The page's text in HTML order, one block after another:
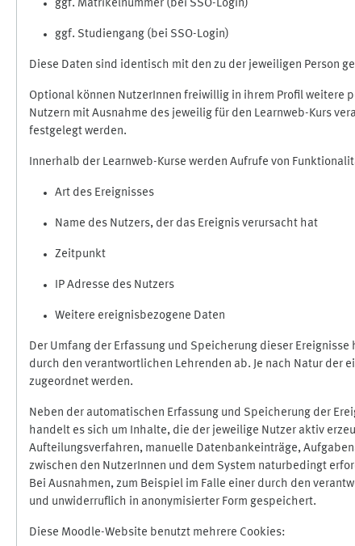
ggf. Matrikelnummer (bei SSO-Login)
ggf. Studiengang (bei SSO-Login)
Diese Daten sind identisch mit den zu der jeweiligen Person
Optional können NutzerInnen freiwillig in ihrem Profil weitere
Nutzern mit Ausnahme des jeweilig für den Learnweb-Kurs
festgelegt werden.
Innerhalb der Learnweb-Kurse werden Aufrufe von
Art des Ereignisses
Name des Nutzers, der das Ereignis verursacht hat
Zeitpunkt
IP Adresse des Nutzers
Weitere ereignisbezogene Daten
Der Umfang der Erfassung und Speicherung dieser
durch den verantwortlichen Lehrenden ab. Je nach Natur der
zugeordnet werden.
Neben der automatischen Erfassung und Speicherung der
handelt es sich um Inhalte, die der jeweilige Nutzer aktiv
Aufteilungsverfahren, manuelle Datenbankeinträge,
zwischen den NutzerInnen und dem System naturbedingt
Bei Ausnahmen, zum Beispiel im Falle einer durch den
und unwiderruflich in anonymisierter Form gespeichert.
Diese Moodle-Website benutzt mehrere Cookies: